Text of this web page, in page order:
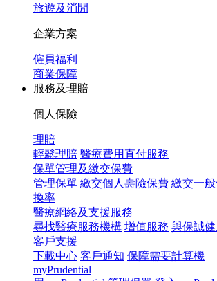
旅遊及消閒
企業方案
僱員福利
商業保障
服務及理賠
個人保險
理賠
輕鬆理賠 醫療費用直付服務
保單管理及繳交保費
管理保單 繳交個人壽險保費 繳交一
換率
醫療網絡及支援服務
尋找醫療服務機構 增值服務 與保誠
客戶支援
下載中心 客戶通知 保障需要計算機
myPrudential